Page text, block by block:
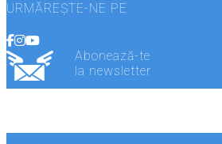
URMĂREȘTE-NE PE
Abonează-te
la newsletter